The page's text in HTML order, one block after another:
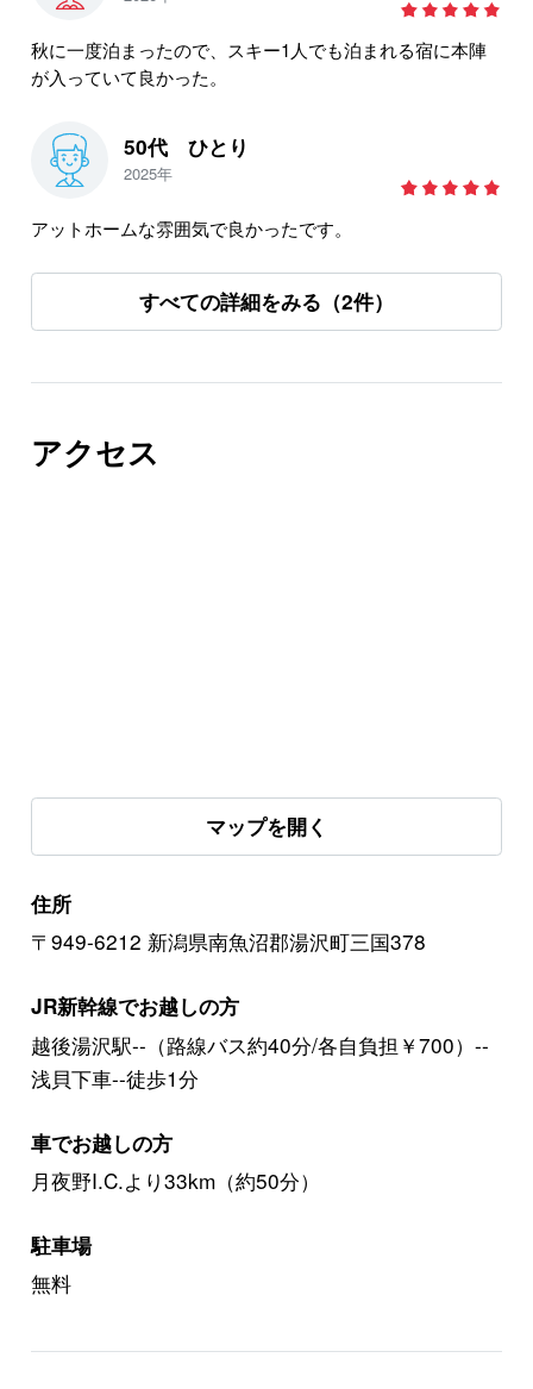
秋に一度泊まったので、スキー1人でも泊まれる宿に本陣
が入っていて良かった。
50代 ひとり
2025年
アットホームな雰囲気で良かったです。
すべての詳細をみる（2件）
アクセス
マップを開く
住所
〒949-6212 新潟県南魚沼郡湯沢町三国378
JR新幹線でお越しの方
越後湯沢駅--（路線バス約40分/各自負担￥700）--
浅貝下車--徒歩1分
車でお越しの方
月夜野I.C.より33km（約50分）
駐車場
無料